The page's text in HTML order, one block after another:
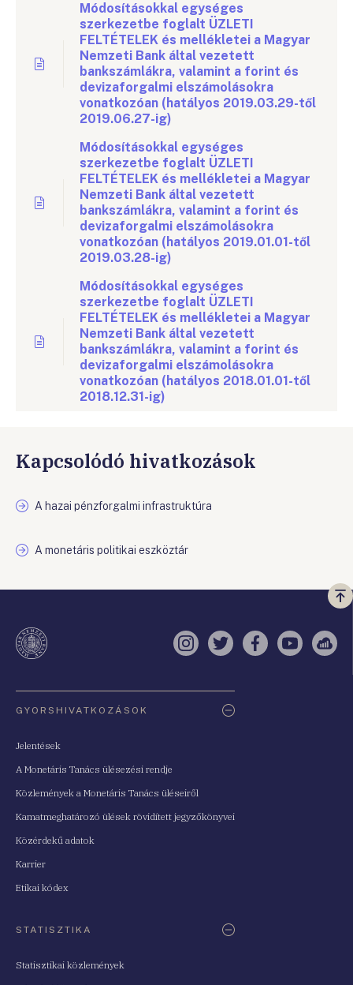
Módosításokkal egységes
szerkezetbe foglalt ÜZLETI
FELTÉTELEK és mellékletei a Magyar
Nemzeti Bank által vezetett
bankszámlákra, valamint a forint és
devizaforgalmi elszámolásokra
vonatkozóan (hatályos 2019.03.29-től
2019.06.27-ig)
Módosításokkal egységes
szerkezetbe foglalt ÜZLETI
FELTÉTELEK és mellékletei a Magyar
Nemzeti Bank által vezetett
bankszámlákra, valamint a forint és
devizaforgalmi elszámolásokra
vonatkozóan (hatályos 2019.01.01-től
2019.03.28-ig)
Módosításokkal egységes
szerkezetbe foglalt ÜZLETI
FELTÉTELEK és mellékletei a Magyar
Nemzeti Bank által vezetett
bankszámlákra, valamint a forint és
devizaforgalmi elszámolásokra
vonatkozóan (hatályos 2018.01.01-től
2018.12.31-ig)
Kapcsolódó hivatkozások
A hazai pénzforgalmi infrastruktúra
A monetáris politikai eszköztár
a
Instagram
TwitterFacebook
YouTube
GYORSHIVATKOZÁSOK
Jelentések
A Monetáris Tanács ülésezési rendje
Közlemények a Monetáris Tanács üléseiről
Kamatmeghatározó ülések rövidített jegyzőkönyvei
Közérdekű adatok
Karrier
Etikai kódex
STATISZTIKA
Statisztikai közlemények